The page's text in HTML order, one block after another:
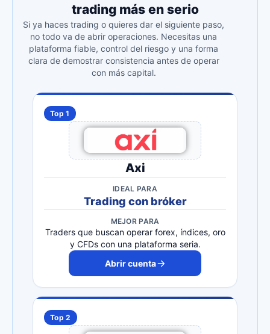
trading más en serio
Si ya haces trading o quieres dar el siguiente paso,
no todo va de abrir operaciones. Necesitas una
plataforma fiable, control del riesgo y una forma
clara de demostrar consistencia antes de operar
con más capital.
Top 1
Axi
IDEAL PARA
Trading con bróker
MEJOR PARA
Traders que buscan operar forex, índices, oro
y CFDs con una plataforma seria.
Abrir cuenta
Top 2